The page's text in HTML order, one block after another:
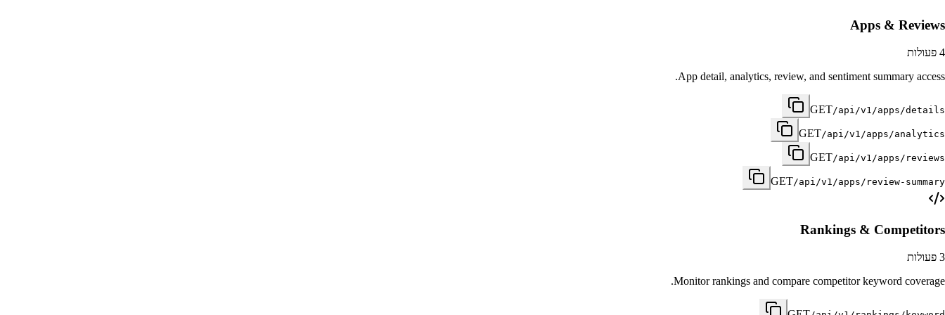
Apps & Reviews
4 פעולות
App detail, analytics, review, and sentiment summary access.
GET/api/v1/apps/details
GET/api/v1/apps/analytics
GET/api/v1/apps/reviews
GET/api/v1/apps/review-summary
Rankings & Competitors
3 פעולות
Monitor rankings and compare competitor keyword coverage.